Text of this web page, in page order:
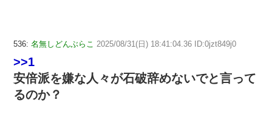
536: 名無しどんぶらこ 2025/08/31(日) 18:41:04.36 ID:0jzt849j0
>>1
安倍派を嫌な人々が石破辞めないでと言って
るのか？